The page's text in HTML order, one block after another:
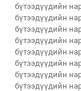
бүтээдүүдийн
бүтээдүүдийн
бүтээдүүдийн
бүтээдүүдийн
бүтээдүүдийн
бүтээдүүдийн
бүтээдүүдийн
бүтээдүүдийн